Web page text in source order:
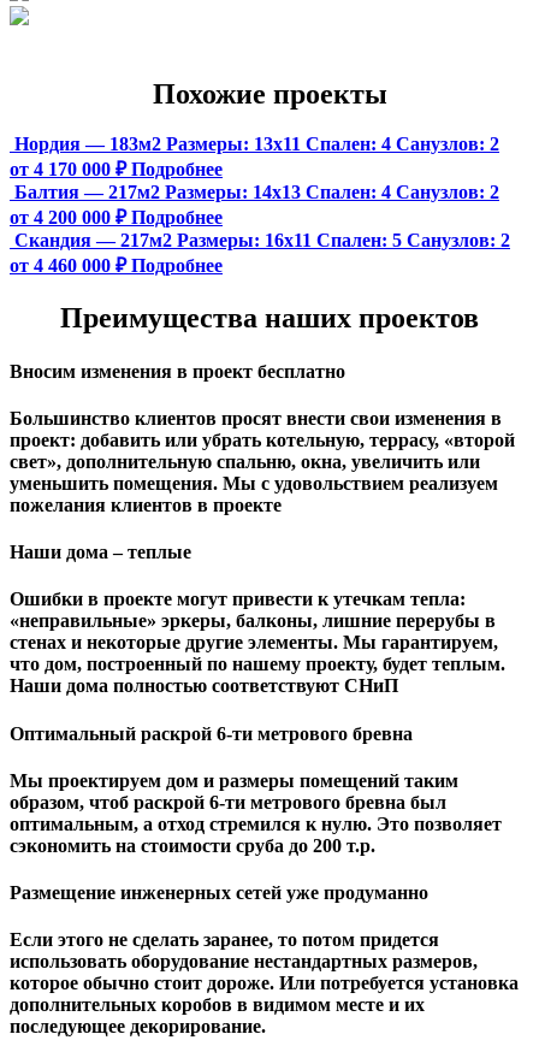
Похожие проекты
Нордия — 183м2 Размеры: 13х11 Спален: 4 Санузлов: 2
от 4 170 000 ₽ Подробнее
Балтия — 217м2 Размеры: 14х13 Спален: 4 Санузлов: 2
от 4 200 000 ₽ Подробнее
Скандия — 217м2 Размеры: 16х11 Спален: 5 Санузлов: 2
от 4 460 000 ₽ Подробнее
Преимущества наших проектов
Вносим изменения в проект бесплатно
Большинство клиентов просят внести свои изменения в
проект: добавить или убрать котельную, террасу, «второй
свет», дополнительную спальню, окна, увеличить или
уменьшить помещения. Мы с удовольствием реализуем
пожелания клиентов в проекте
Наши дома – теплые
Ошибки в проекте могут привести к утечкам тепла:
«неправильные» эркеры, балконы, лишние перерубы в
стенах и некоторые другие элементы. Мы гарантируем,
чтo дом, построенный по нашему проекту, будет теплым.
Наши дома полностью соответствуют СНиП
Оптимальный раскрой 6-ти метрового бревна
Мы проектируем дом и размеры помещений таким
образом, чтоб раскрой 6-ти метрового бревна был
оптимальным, а отход стремился к нулю. Это позволяет
сэкономить на стоимости сруба до 200 т.р.
Размещение инженерных сетей уже продуманно
Если этого не сделать заранее, то потом придется
использовать оборудование нестандартных размеров,
которое обычно стоит дороже. Или потребуется установка
дополнительных коробов в видимом месте и их
последующее декорирование.